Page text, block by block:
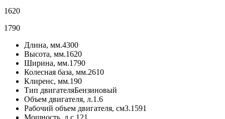
1620
1790
Длина, мм.4300
Высота, мм.1620
Ширина, мм.1790
Колесная база, мм.2610
Клиренс, мм.190
Тип двигателяБензиновый
Объем двигателя, л.1.6
Рабочий объем двигателя, см3.1591
Мощность, л.с.121